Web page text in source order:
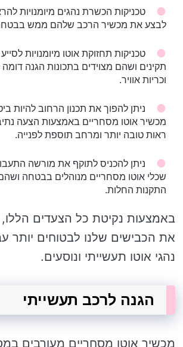
טכניקות הכשרת נהגים מיומנויות
לבצע את מכשיר הרכב שלהם ממש
טכניקות תחזוקת אוטו מיומנויות
תקינים ושהם מצוידים בתכונות הגנה דומה
וכריות אוויר.
ניתן להפוך את תכנון הרחוב להיות
מכשיר אוטו מסחריים באמצעות הצעה
ראות טובה יותר ומרחב תוספת לפנייה.
ניתן להכניס לתוקף את מורשה
שכלי אוטו מסחריים מנוהלים בבטחה
התקנות החלות.
באמצעות נקיטת כל הצעדים הללו,
את הכבישים שלנו לבטוחים יותר
נהגי אוטו תעשייתי ונוסעים.
הגנה לרכב תעשייתי
מכשיר אוטו מסחריים מעורבים